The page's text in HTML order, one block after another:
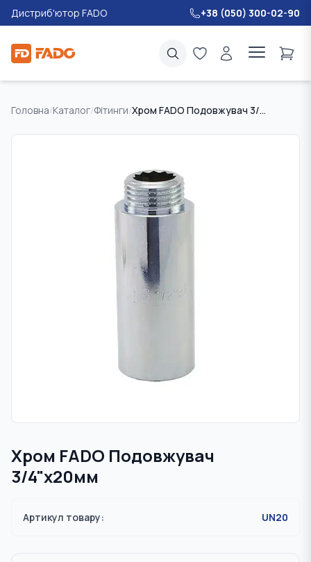
Дистриб'ютор FADO +38 (050) 300-02-90
Головна/Каталог/Фітинги/ Хром FADO Подовжувач 3/4"x20мм
Хром FADO Подовжувач
3/4"x20мм
Артикул товару: UN20